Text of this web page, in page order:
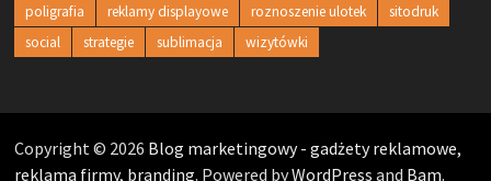
poligrafia
reklamy displayowe roznoszenie ulotek
sitodruk
social
strategie sublimacja wizytówki
Copyright © 2026 Blog marketingowy - gadżety reklamowe,
reklama firmy, branding. Powered byWordPress and Bam.